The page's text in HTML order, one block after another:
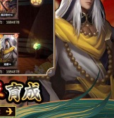
ボイス付き！
のガチャが20連無料!!